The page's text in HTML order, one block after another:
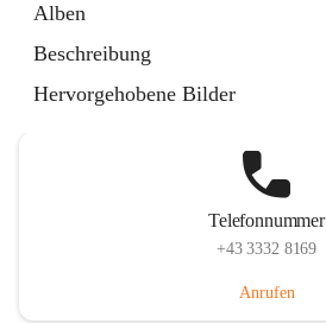
Alben
Beschreibung
Hervorgehobene Bilder
Telefonnummer
+43 3332 8169
Anrufen